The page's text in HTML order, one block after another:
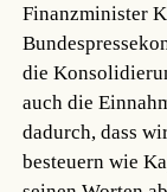
Finanzminister
die
auch die
dadurch, dass
besteuern wie